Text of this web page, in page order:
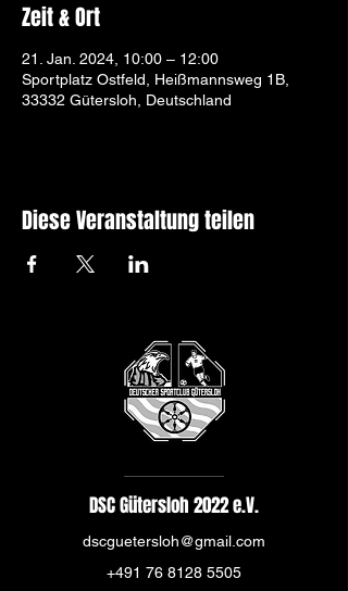
Zeit & Ort
21. Jan. 2024, 10:00 – 12:00
Sportplatz Ostfeld, Heißmannsweg 1B,
33332 Gütersloh, Deutschland
Diese Veranstaltung teilen
DSC Gütersloh 2022 e.V.
dscguetersloh@gmail.com
+491 76 8128 5505